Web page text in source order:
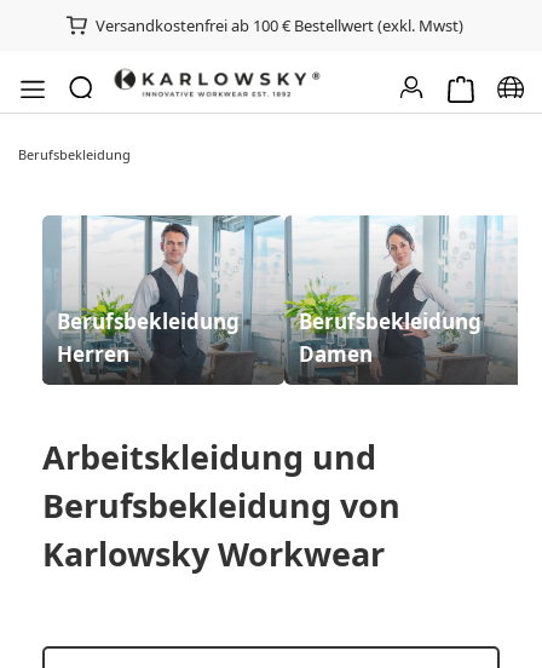
Versandkostenfrei ab 100 € Bestellwert (exkl. Mwst)
Berufsbekleidung
Berufsbekleidung
Herren
Berufsbekleidung
Damen
Arbeitskleidung und
Berufsbekleidung von
Karlowsky Workwear